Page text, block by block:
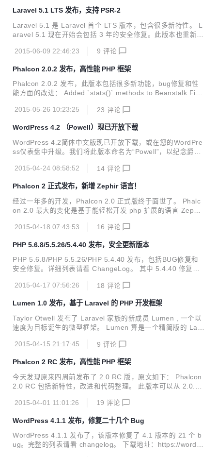
对速度优化了框架的加载方式, 多余的功能需要自行开启。
Laravel 5.1 LTS 发布，支持 PSR-2
Laravel 5.1 是 Laravel 首个 LTS 版本，包含很多新特性。 L
aravel 5.1 现在开始会包括 3 年的安全修复。此版本也重新编
器转换为 PSR-2。 可以直接从一个 Blade 模板中解决一个服
vice') <div>{{ $stats->getCustomerCount() }}</div> Larave
l 已经拥有一个强大的 event 系统，此版本基于这个功能的基
础上基于 websocket...
2015-06-09 22:46:23 9 评论
Phalcon 2.0.2 发布，高性能 PHP 框架
Phalcon 2.0.2 发布，此版本包括很多新功能，bug修复和性
能方面的改进： Added `stats()` methods to Beanstalk Fixe
0301 Fixed wrong number of parameters passed when tri
s if an attribute has a default value associated in th...
2015-05-26 10:23:25 23 评论
WordPress 4.2 （Powell）现已开放下载
WordPress 4.2简体中文版现已开放下载，或在您的WordPre
ss仪表盘中升级。我们将此版本命名为“Powell”，以纪念爵士
享。 更方便地共享内容 扩展的字符集支持 在定制器中切换主
2015-04-24 08:58:52 14 评论
Phalcon 2 正式发布，新增 Zephir 语言！
经过一年多的开发，Phalcon 2.0 正式版终于面世了。 Phalc
on 2.0 最大的变化是基于能轻松开发 php 扩展的语言 Zephi
写 对 Zephir 进行了调整和增强 Phalcon 2.0 版本兼容之前的
om/phalcon/cphalcongit checkout 2.0.0 cd ext sudo ./insta
ll 标准安装： git clone http://github.com/phalcon/cph...
2015-04-18 07:43:53 16 评论
PHP 5.6.8/5.5.26/5.4.40 发布，安全更新版本
PHP 5.6.8/PHP 5.5.26/PHP 5.4.40 发布，包括BUG修复和
安全修复。详细列表请看 ChangeLog。 其中 5.4.40 修复了
015-1352 等漏洞，建议升级。 5.6.8 修复了 CVE-2015-135
E-2015-1351 and CVE-2015-1352 漏洞，建议升级。
2015-04-17 07:56:26 18 评论
Lumen 1.0 发布，基于 Laravel 的 PHP 开发框架
Taylor Otwell 发布了 Laravel 家族的新成员 Lumen , 一个以
速度为目标诞生的微型框架。 Lumen 算是一个精简版的 Lara
的主要功能：Eloquent，缓存，查询，验证，路由，中间件和
求： PHP >= 5.4 Mcrypt PHP Extension OpenSSL PHP Ext
ension Mbstring PHP Extension Tokenizer PHP Extension
Lumen 1.0 是第一个正式版本，基于...
2015-04-15 21:17:45 9 评论
Phalcon 2 RC 发布，高性能 PHP 框架
今天发现原来四周前发布了 2.0 RC 版，原文如下： Phalcon
2.0 RC 包括新特性，改进和代码整理。 此版本可以从 2.0.0
alcon/cphalcon git checkout 2.0.0 cd ext sudo ./install 如
n git checkout 2.0.0 zephir build 更多内容请看发行说明。
2015-04-01 11:01:26 19 评论
WordPress 4.1.1 发布，修复二十几个 Bug
WordPress 4.1.1 发布了，该版本修复了 4.1 版本的 21 个 b
ug。完整的列表请看 changelog。 下载地址：https://wordpr